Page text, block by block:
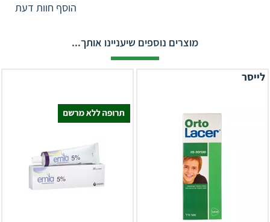
הוסף חוות דעת
מוצרים נוספים שיעניינו אותך...
לייסר